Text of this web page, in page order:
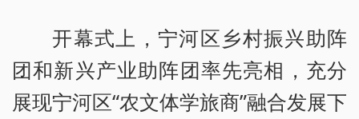
开幕式上，宁河区乡村振兴助阵
团和新兴产业助阵团率先亮相，充分
展现宁河区“农文体学旅商”融合发展下